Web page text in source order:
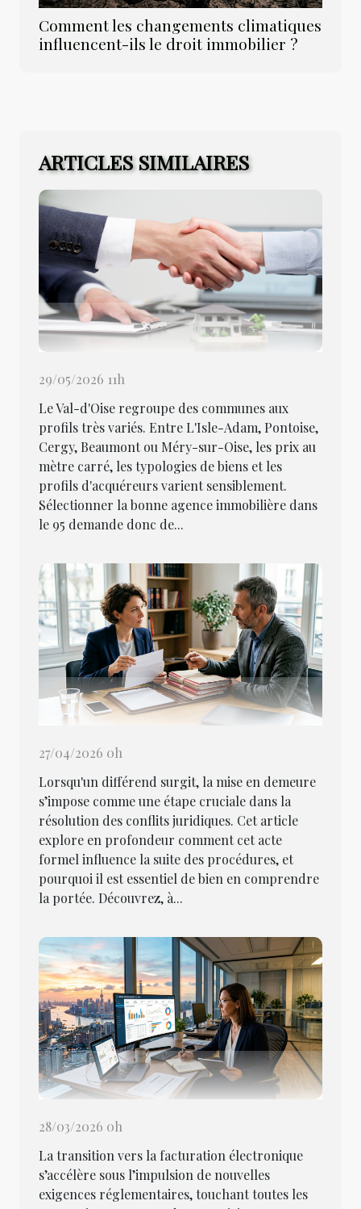
Comment les changements climatiques
influencent-ils le droit immobilier ?
ARTICLES SIMILAIRES
29/05/2026 11h
Le Val-d'Oise regroupe des communes aux
profils très variés. Entre L'Isle-Adam, Pontoise,
Cergy, Beaumont ou Méry-sur-Oise, les prix au
mètre carré, les typologies de biens et les
profils d'acquéreurs varient sensiblement.
Sélectionner la bonne agence immobilière dans
le 95 demande donc de...
27/04/2026 0h
Lorsqu'un différend surgit, la mise en demeure
s’impose comme une étape cruciale dans la
résolution des conflits juridiques. Cet article
explore en profondeur comment cet acte
formel influence la suite des procédures, et
pourquoi il est essentiel de bien en comprendre
la portée. Découvrez, à...
28/03/2026 0h
La transition vers la facturation électronique
s’accélère sous l’impulsion de nouvelles
exigences réglementaires, touchant toutes les